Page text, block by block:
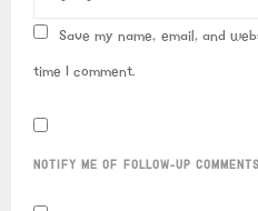
Save my name, email, and
time I comment.
NOTIFY ME OF FOLLOW-UP